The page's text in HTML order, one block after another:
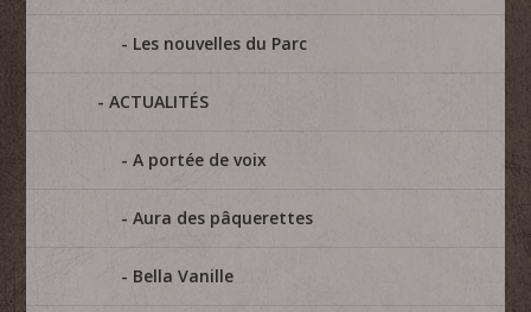
Les nouvelles du Parc
ACTUALITÉS
A portée de voix
Aura des pâquerettes
Bella Vanille